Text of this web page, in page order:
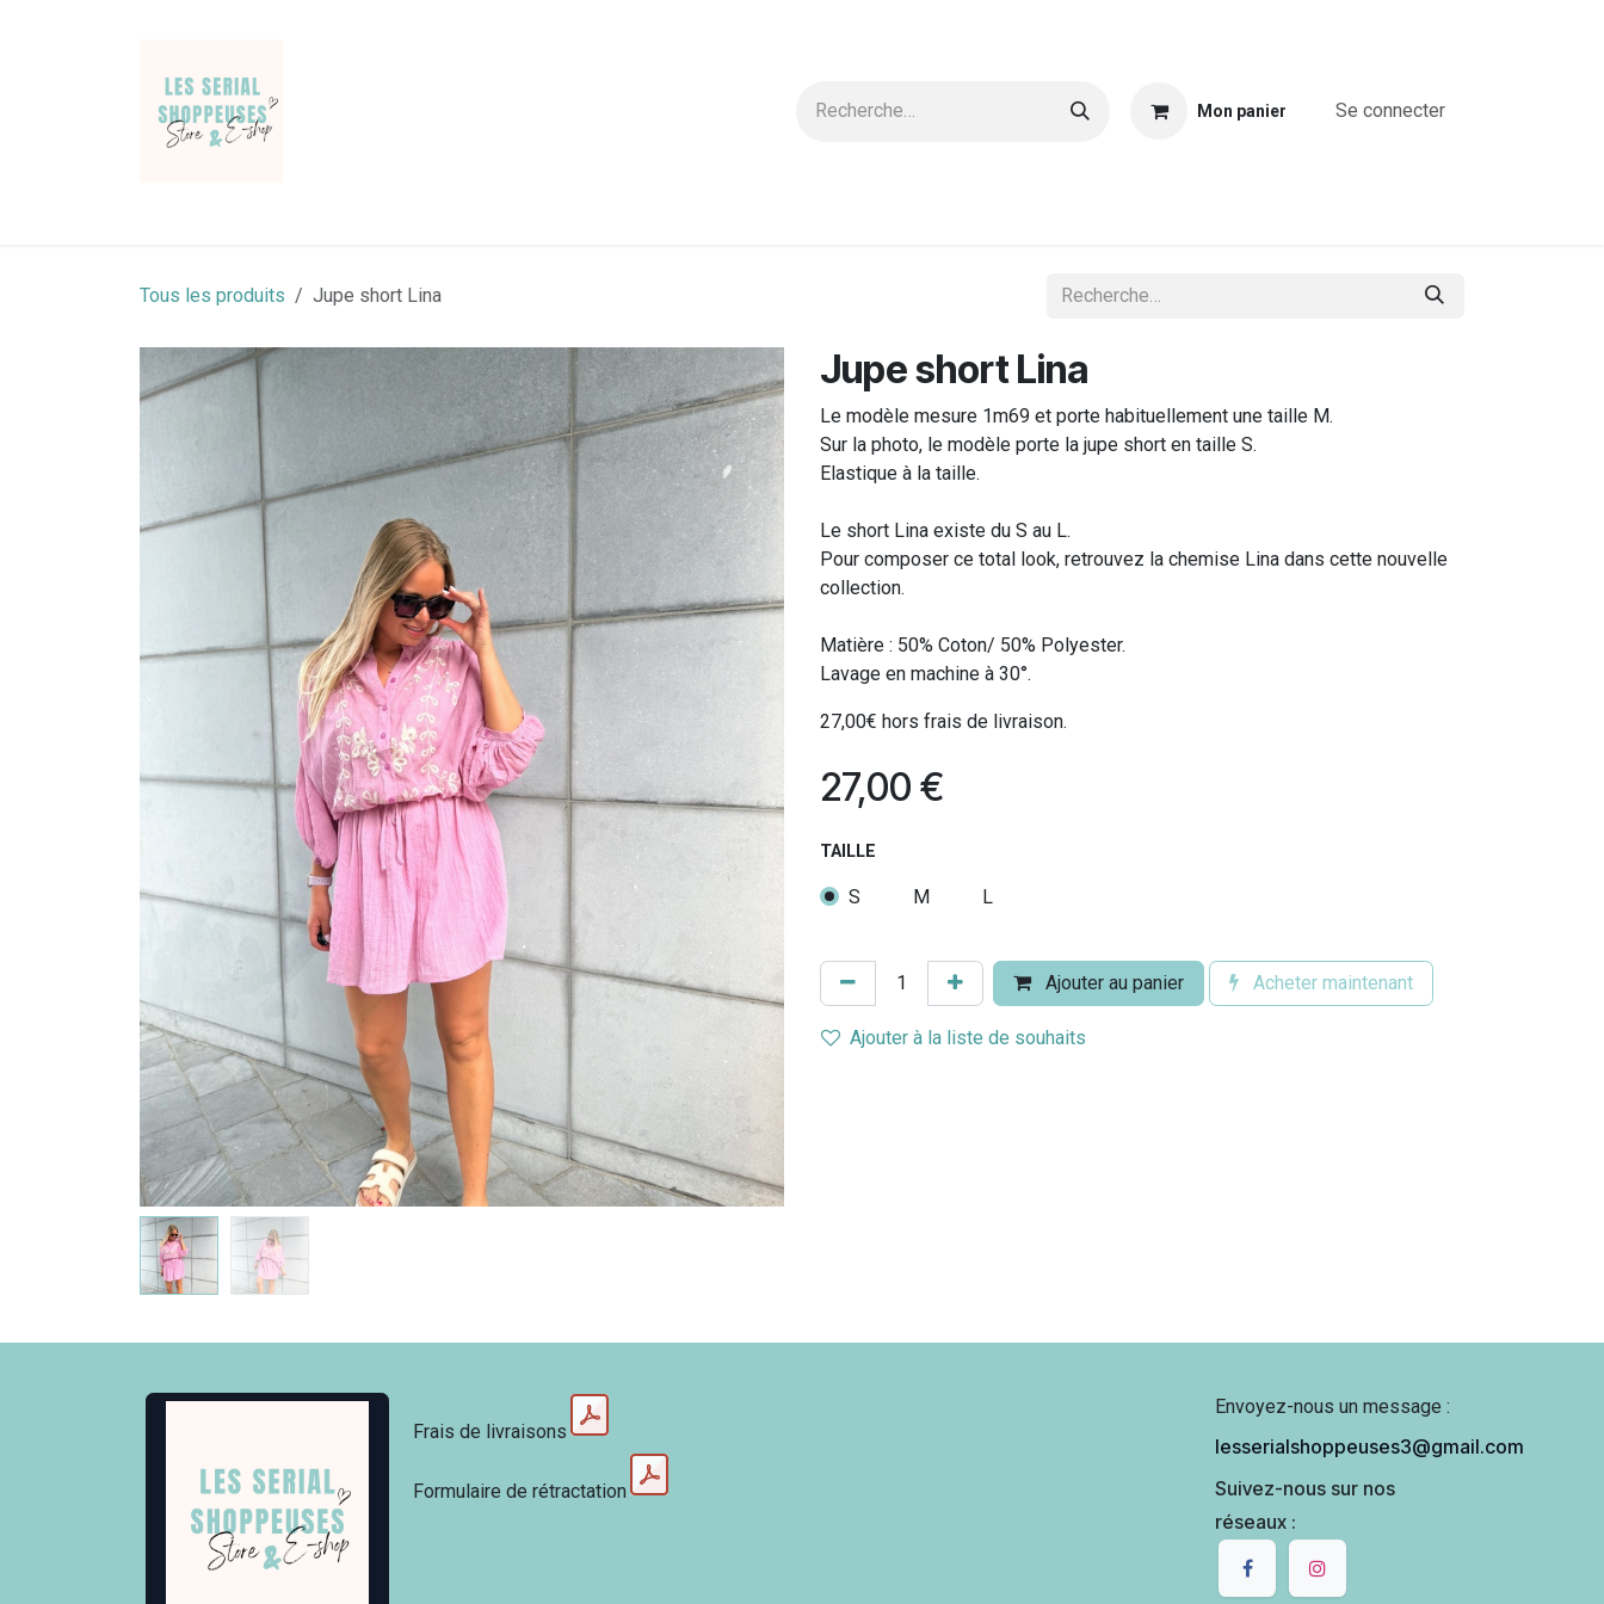
Mon panier Se connecter
Tous les produits Jupe short Lina
Jupe short Lina
Le modèle mesure 1m69 et porte habituellement une taille M.
Sur la photo, le modèle porte la jupe short en taille S.
Elastique à la taille.
Le short Lina existe du S au L.
Pour composer ce total look, retrouvez la chemise Lina dans cette nouvelle
collection.
Matière : 50% Coton/ 50% Polyester.
Lavage en machine à 30°.
27,00€ hors frais de livraison.
27,00 €
TAILLE
S M L
Ajouter au panier Acheter maintenant
Ajouter à la liste de souhaits
Envoyez-nous un message :
lesserialshoppeuses3@gmail.com
Suivez-nous sur nos
réseaux :
Frais de livraisons
Formulaire de rétractation